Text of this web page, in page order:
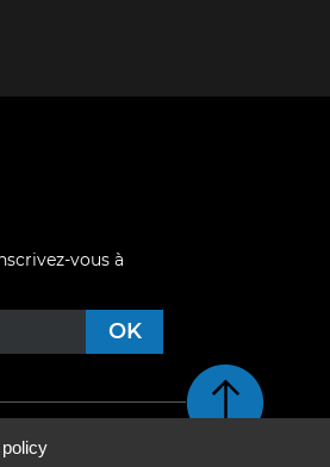
vous à
Retour en haut de page